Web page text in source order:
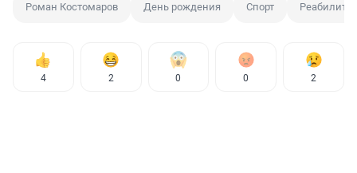
Роман Костомаров День рождения Спорт
4 2 0 0 2